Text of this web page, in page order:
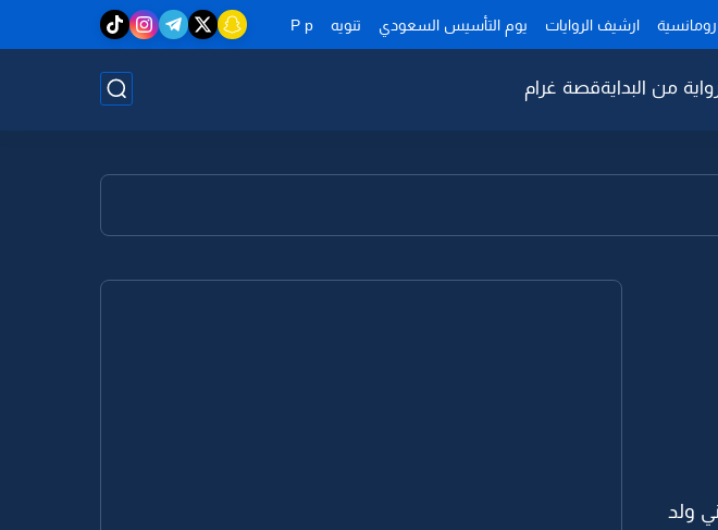
رومانسية ارشيف الروايات يوم التأسيس السعودي تنويه P p
من البدايةقصة غرام
ولد